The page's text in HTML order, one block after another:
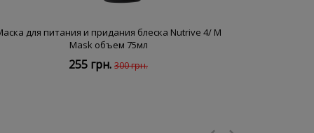
для питания и придания блеска Nutrive 4/ M
Mask объем 75мл
255 грн. 300 грн.